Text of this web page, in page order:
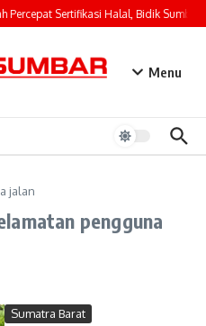
Percepat Sertifikasi Halal, Bidik Sumbar
Menu
jalan
pengguna
Sumatra Barat